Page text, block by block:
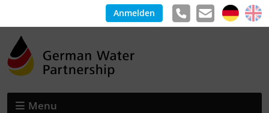
Anmelden
Menu